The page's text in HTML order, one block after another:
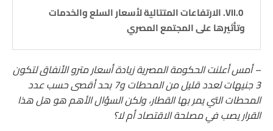
الارتفاعات المتتالية لأسعار السلع والخدمات
وتأثيرها على المجتمع المصري
– أمس أعلنت الحكومة المصرية زيادة أسعار مترو الأنفاق لتكون
3 جنيهات لعدد قليل من المحطات و7 بحد أقصى حسب عدد
المحطات التي يمر بها القطار، ولكن السؤال الأهم هو هل هذا
القرار يصب في مصلحة الاقتصاد أم لا؟